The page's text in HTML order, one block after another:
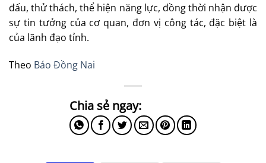
đấu, thử thách, thể hiện năng lực, đồng thời nhận được
sự tin tưởng của cơ quan, đơn vị công tác, đặc biệt là
của lãnh đạo tỉnh.
Theo Báo Đồng Nai